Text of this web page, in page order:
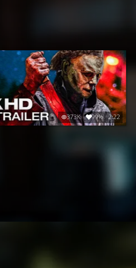
373K 99% 2:22